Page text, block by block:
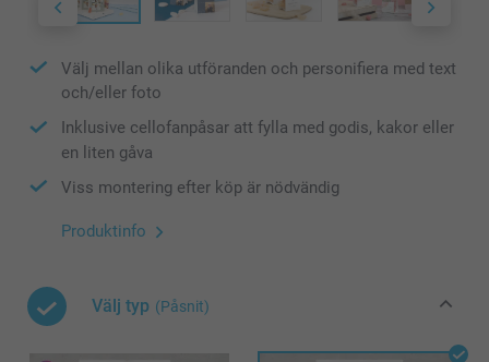
Välj mellan olika utföranden och personifiera med text
och/eller foto
Inklusive cellofanpåsar att fylla med godis, kakor eller
en liten gåva
Viss montering efter köp är nödvändig
Produktinfo
Välj typ (Påsnit)